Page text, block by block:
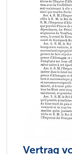
Vertrag